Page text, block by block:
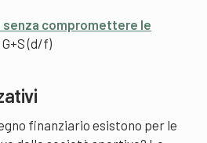
senza compromettere le
G+S (d/f)
finanziario esistono per le